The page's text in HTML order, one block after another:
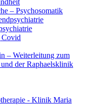
– Psychosomatik
– Weiterleitung zum
der Raphaelsklinik
- Klinik Maria